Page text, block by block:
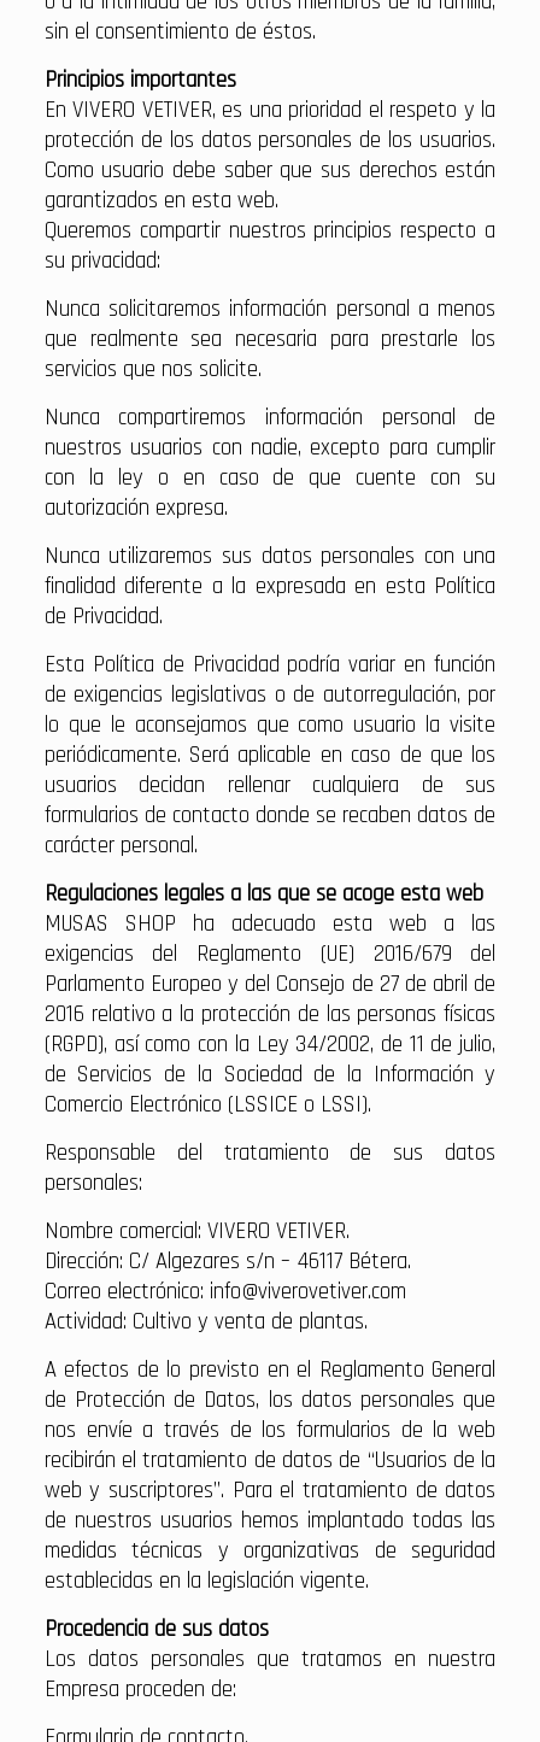
sin el consentimiento de éstos.
Principios importantes
En VIVERO VETIVER, es una prioridad el respeto y la
protección de los datos personales de los usuarios.
Como usuario debe saber que sus derechos están
garantizados en esta web.
Queremos compartir nuestros principios respecto a
su privacidad:
Nunca solicitaremos información personal a menos
que realmente sea necesaria para prestarle los
servicios que nos solicite.
Nunca compartiremos información personal de
nuestros usuarios con nadie, excepto para cumplir
con la ley o en caso de que cuente con su
autorización expresa.
Nunca utilizaremos sus datos personales con una
finalidad diferente a la expresada en esta Política
de Privacidad.
Esta Política de Privacidad podría variar en función
de exigencias legislativas o de autorregulación, por
lo que le aconsejamos que como usuario la visite
periódicamente. Será aplicable en caso de que los
usuarios decidan rellenar cualquiera de sus
formularios de contacto donde se recaben datos de
carácter personal.
Regulaciones legales a las que se acoge esta web
MUSAS SHOP ha adecuado esta web a las
exigencias del Reglamento (UE) 2016/679 del
Parlamento Europeo y del Consejo de 27 de abril de
2016 relativo a la protección de las personas físicas
(RGPD), así como con la Ley 34/2002, de 11 de julio,
de Servicios de la Sociedad de la Información y
Comercio Electrónico (LSSICE o LSSI).
Responsable del tratamiento de sus datos
personales:
Nombre comercial: VIVERO VETIVER.
Dirección: C/ Algezares s/n – 46117 Bétera.
Correo electrónico: info@viverovetiver.com
Actividad: Cultivo y venta de plantas.
A efectos de lo previsto en el Reglamento General
de Protección de Datos, los datos personales que
nos envíe a través de los formularios de la web
recibirán el tratamiento de datos de “Usuarios de la
web y suscriptores”. Para el tratamiento de datos
de nuestros usuarios hemos implantado todas las
medidas técnicas y organizativas de seguridad
establecidas en la legislación vigente.
Procedencia de sus datos
Los datos personales que tratamos en nuestra
Empresa proceden de: